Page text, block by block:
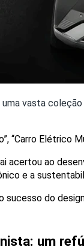
vasta
“Carro Elétrico
acertou ao
e a
sucesso do
um